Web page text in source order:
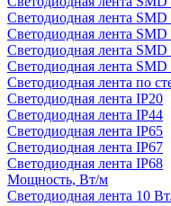
Светодиодная лента SMD
Светодиодная лента SMD
Светодиодная лента SMD
Светодиодная лента SMD
Светодиодная лента по
Светодиодная лента IP20
Светодиодная лента IP44
Светодиодная лента IP65
Светодиодная лента IP67
Светодиодная лента IP68
Мощность, Вт/м
Светодиодная лента 10